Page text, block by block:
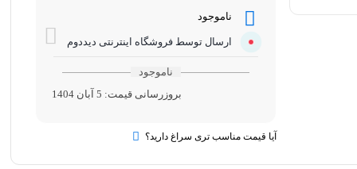
ناموجود
ارسال توسط فروشگاه اینترنتی دیددوم
ناموجود
بروزرسانی قیمت: 5 آبان 1404
آیا قیمت مناسب تری سراغ دارید؟